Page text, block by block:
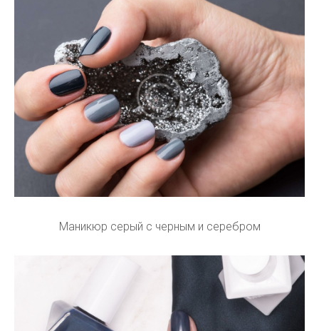
Маникюр серый с черным и серебром